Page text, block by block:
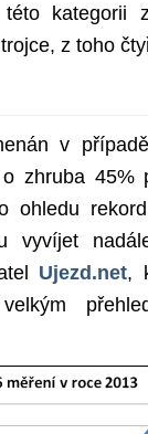
kategorii
z toho
v
zhruba 45%
ohledu
Ujezd.net,